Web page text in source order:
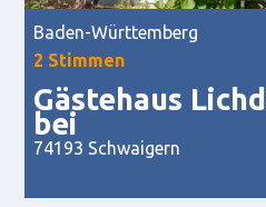
Baden-Württemberg
2 Stimmen
Gästehaus
bei
74193 Schwaigern